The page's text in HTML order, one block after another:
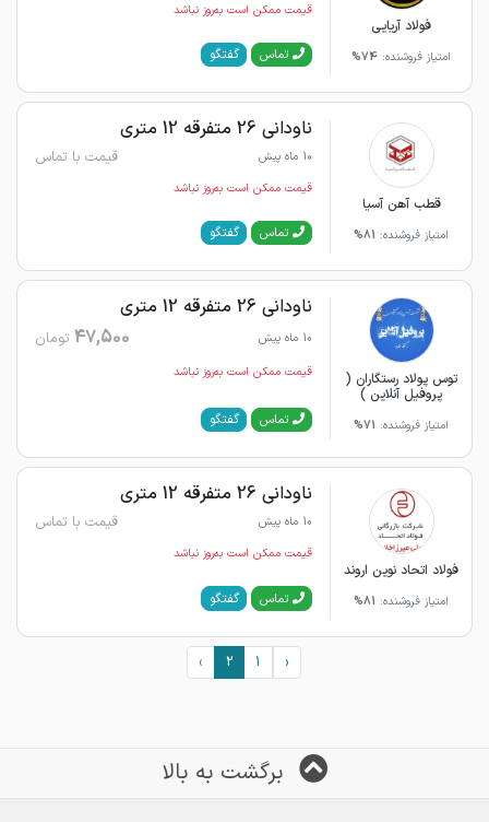
فولاد آریایی
امتیاز فروشنده: 74%
قیمت ممکن است به‌روز نباشد
تماس گفتگو
قطب آهن آسیا
امتیاز فروشنده: 81%
ناودانی 26 متفرقه 12 متری
10 ماه پیش قیمت با تماس
قیمت ممکن است به‌روز نباشد
تماس گفتگو
توس پولاد رستگاران (
پروفیل آنلاین )
امتیاز فروشنده: 71%
ناودانی 26 متفرقه 12 متری
10 ماه پیش 47,500 تومان
قیمت ممکن است به‌روز نباشد
تماس گفتگو
فولاد اتحاد نوین اروند
امتیاز فروشنده: 81%
ناودانی 26 متفرقه 12 متری
10 ماه پیش قیمت با تماس
قیمت ممکن است به‌روز نباشد
تماس گفتگو
‹
1
2
›
برگشت به بالا